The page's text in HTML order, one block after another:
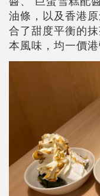
油條，以及香港
合了甜度平衡的
本風味，均一價港